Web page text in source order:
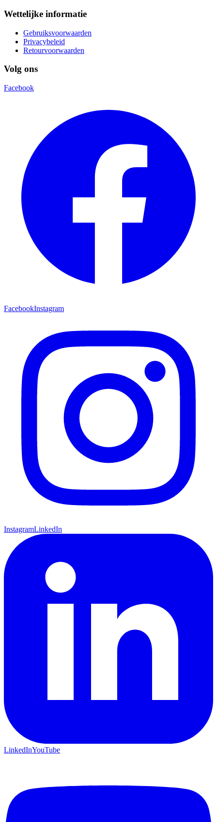
Wettelijke informatie
Gebruiksvoorwaarden
Privacybeleid
Retourvoorwaarden
Volg ons
Facebook
FacebookInstagram
InstagramLinkedIn
LinkedInYouTube